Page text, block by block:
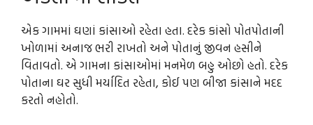
એક ગામમાં ઘણાં કાંસાઓ રહેતા હતા. દરેક કાંસો પોતપોતાની
ખોળામાં અનાજ ભરી રાખતો અને પોતાનું જીવન હસીને
વિતાવતો. એ ગામના કાંસાઓમાં મનમેળ બહુ ઓછો હતો. દરેક
પોતાના ઘર સુધી મર્યાદિત રહેતા, કોઈ પણ બીજા કાંસાને મદદ
કરતો નહોતો.